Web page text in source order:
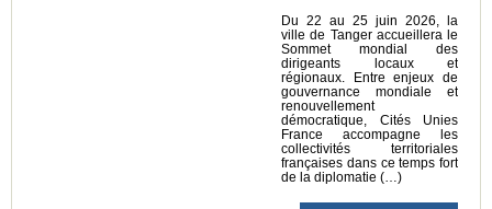
Du 22 au 25 juin 2026, la
ville de Tanger accueillera le
Sommet mondial des
dirigeants locaux et
régionaux. Entre enjeux de
gouvernance mondiale et
renouvellement
démocratique, Cités Unies
France accompagne les
collectivités territoriales
françaises dans ce temps fort
de la diplomatie (…)